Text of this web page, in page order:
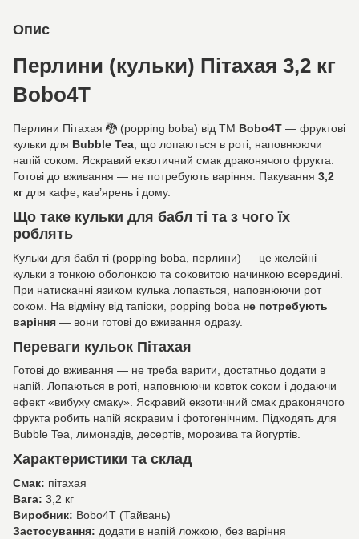
Опис
Перлини (кульки) Пітахая 3,2 кг
Bobo4T
Перлини Пітахая 🐉 (popping boba) від ТМ Bobo4T — фруктові
кульки для Bubble Tea , що лопаються в роті, наповнюючи
напій соком. Яскравий екзотичний смак драконячого фрукта.
Готові до вживання — не потребують варіння. Пакування 3,2
кг для кафе, кав’ярень і дому.
Що таке кульки для бабл ті та з чого їх
роблять
Кульки для бабл ті (popping boba, перлини) — це желейні
кульки з тонкою оболонкою та соковитою начинкою всередині.
При натисканні язиком кулька лопається, наповнюючи рот
соком. На відміну від тапіоки, popping boba не потребують
варіння — вони готові до вживання одразу.
Переваги кульок Пітахая
Готові до вживання — не треба варити, достатньо додати в
напій. Лопаються в роті, наповнюючи ковток соком і додаючи
ефект «вибуху смаку». Яскравий екзотичний смак драконячого
фрукта робить напій яскравим і фотогенічним. Підходять для
Bubble Tea, лимонадів, десертів, морозива та йогуртів.
Характеристики та склад
Смак: пітахая
Вага: 3,2 кг
Виробник: Bobo4T (Тайвань)
Застосування: додати в напій ложкою, без варіння